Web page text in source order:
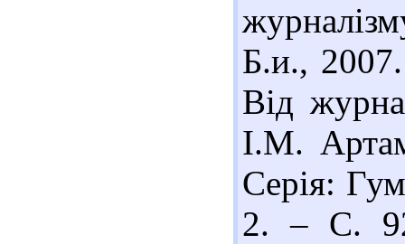
Б.и.,
Від
І.М.
Серія:
2. – С.